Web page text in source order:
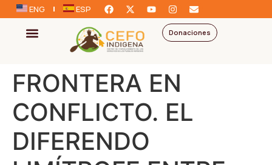
ENG ESP
Donaciones
FRONTERA EN
CONFLICTO. EL
DIFERENDO